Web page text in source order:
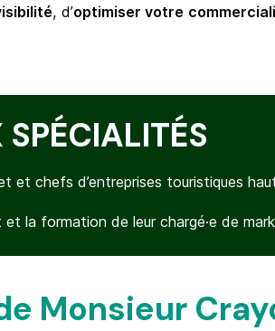
, d’optimiser votre
SPÉCIALITÉS
et chefs d’entreprises touristiques
la formation de leur chargé·e de
Monsieur